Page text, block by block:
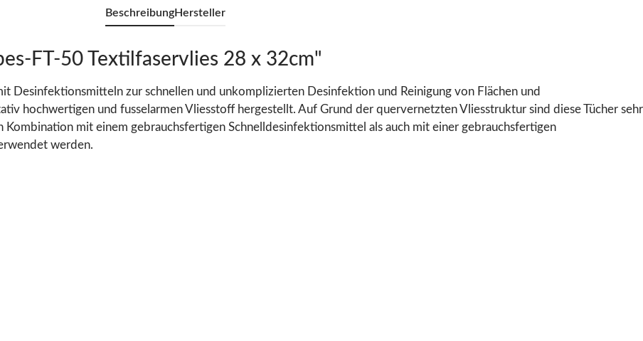
BeschreibungHersteller
FT-50 Textilfaservlies 28 x 32cm"
Desinfektionsmitteln zur schnellen und unkomplizierten Desinfektion und Reinigung von Flächen und
hochwertigen und fusselarmen Vliesstoff hergestellt. Auf Grund der quervernetzten Vliesstruktur sind diese Tücher sehr
mit einem gebrauchsfertigen Schnelldesinfektionsmittel als auch mit einer gebrauchsfertigen
werden.